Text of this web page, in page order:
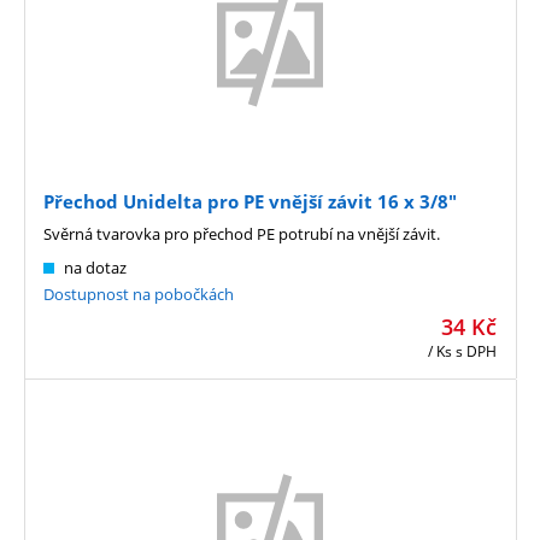
Přechod Unidelta pro PE vnější závit 16 x 3/8"
34 Kč
/ Kss DPH
na dotaz
Dostupnost na pobočkách
Svěrná tvarovka pro přechod PE potrubí na vnější závit.